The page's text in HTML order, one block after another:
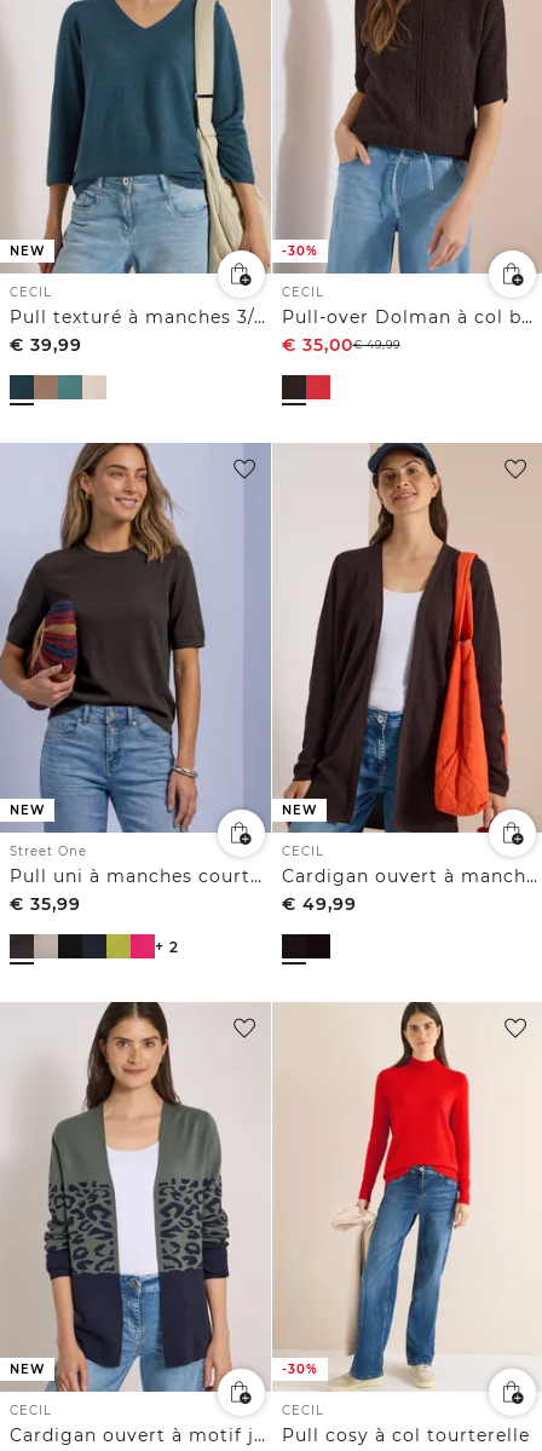
NEW
CECIL
Pull texturé à manches 3/4 et col V
€ 39,99
-30%
CECIL
Pull-over Dolman à col bateau
€ 35,00€49,99
NEW
Street One
Pull uni à manches courtes et col rond
€ 35,99
+ 2
NEW
CECIL
Cardigan ouvert à manches longues
€ 49,99
NEW
CECIL
Cardigan ouvert à motif jacquard
-30%
CECIL
Pull cosy à col tourterelle